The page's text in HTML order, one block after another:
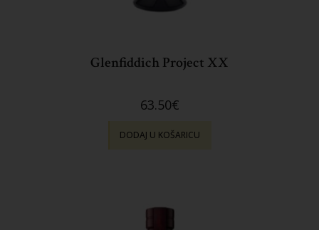
Glenfiddich Project XX
63.50€
DODAJ U KOŠARICU